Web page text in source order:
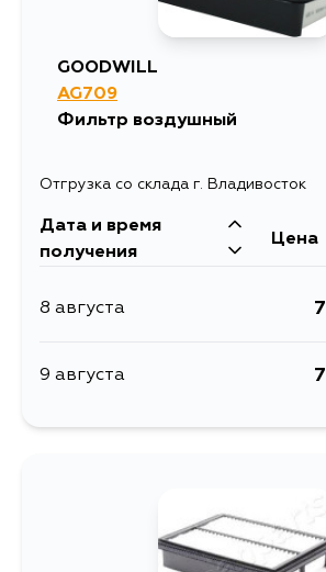
GOODWILL
AG709
Фильтр воздушный
Отгрузка со склада г. Владивосток
Дата и время
получения
Цена
8 августа
9 августа